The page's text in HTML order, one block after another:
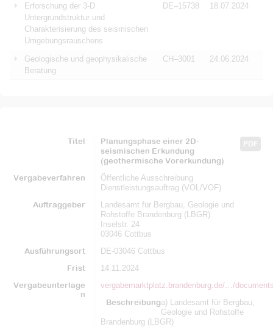
Erforschung der 3-D
Untergrundstruktur und
Charakterisierung des seismischen
Umgebungsrauschens
DE–15738 18.07.2024
Geologische und geophysikalische
Beratung
CH–3001 24.06.2024
Titel PDF
Planungsphase einer 2D-
seismischen Erkundung
(geothermische Vorerkundung)
Vergabeverfahren
Öffentliche Ausschreibung
Dienstleistungsauftrag (VOL/VOF)
Auftraggeber
Landesamt für Bergbau, Geologie und
Rohstoffe Brandenburg (LBGR)
Inselstr. 24
03046 Cottbus
Ausführungsort
DE-03046 Cottbus
Frist
14.11.2024
Vergabeunterlage
n
vergabemarktplatz.brandenburg.de/…/
Beschreibunga) Landesamt für Bergbau,
Geologie und Rohstoffe
Brandenburg (LBGR)